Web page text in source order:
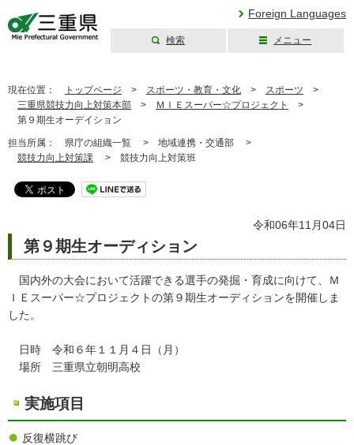
Foreign Languages
検索 メニュー
現在位置： トップページ > スポーツ・教育・文化 > スポーツ >
三重県競技力向上対策本部 > ＭＩＥスーパー☆プロジェクト
>
第９期生オーデイション
担当所属： 県庁の組織一覧 > 地域連携・交通部 >
競技力向上対策課 > 競技力向上対策班
令和06年11月04日
第９期生オーディション
国内外の大会において活躍できる選手の発掘・育成に向けて、Ｍ
ＩＥスーパー☆プロジェクトの第９期生オーディションを開催しま
した。
日時 令和６年１１月４日（月）
場所 三重県立朝明高校
実施項目
反復横跳び